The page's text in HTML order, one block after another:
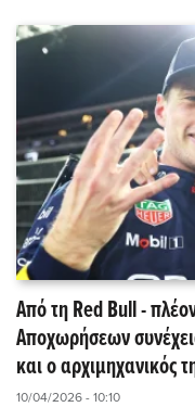
Από τη Red Bull -
Αποχωρήσεων
και ο αρχιμηχανικός
10/04/2026 - 10:10